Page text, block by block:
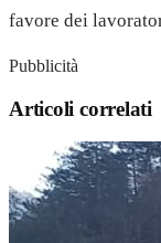
favore dei
Pubblicità
Articoli correlati